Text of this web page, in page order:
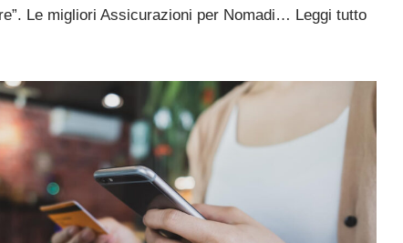
Le migliori Assicurazioni per Nomadi… Leggi tutto